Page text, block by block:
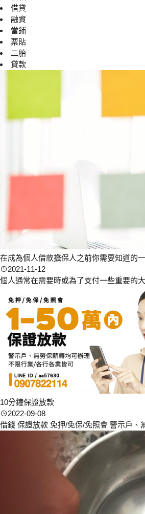
借貸
融資
當鋪
票貼
二胎
貸款
在成為個人借款擔保人之前你需要知道的
2021-11-12
個人通常在需要時或為了支付一些重要的
10分鐘保證放款
2022-09-08
借錢 保證放款 免押/免保/免照會 警示戶、